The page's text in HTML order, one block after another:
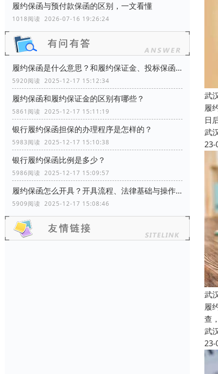
履约保函与预付款保函的区别，一文看懂
1018阅读 2026-07-16 19:26:24
履约保函是什么意思？和履约保证金、投标保函有什么区别？
5920阅读 2025-12-17 15:12:34
履约保函和履约保证金的区别有哪些？
5861阅读 2025-12-17 15:11:19
银行履约保函担保的办理程序是怎样的？
5983阅读 2025-12-17 15:10:38
银行履约保函比例是多少？
5986阅读 2025-12-17 15:09:57
履约保函怎么开具？开具流程、法律基础与操作指南
5909阅读 2025-12-17 15:08:46
武
履
日
武
23-
武
履
查
武
23-